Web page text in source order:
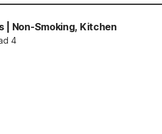
| Non-Smoking, Kitchen
4